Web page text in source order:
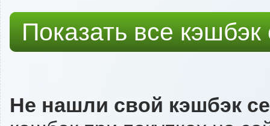
Показать все
Не нашли свой кэшбэк